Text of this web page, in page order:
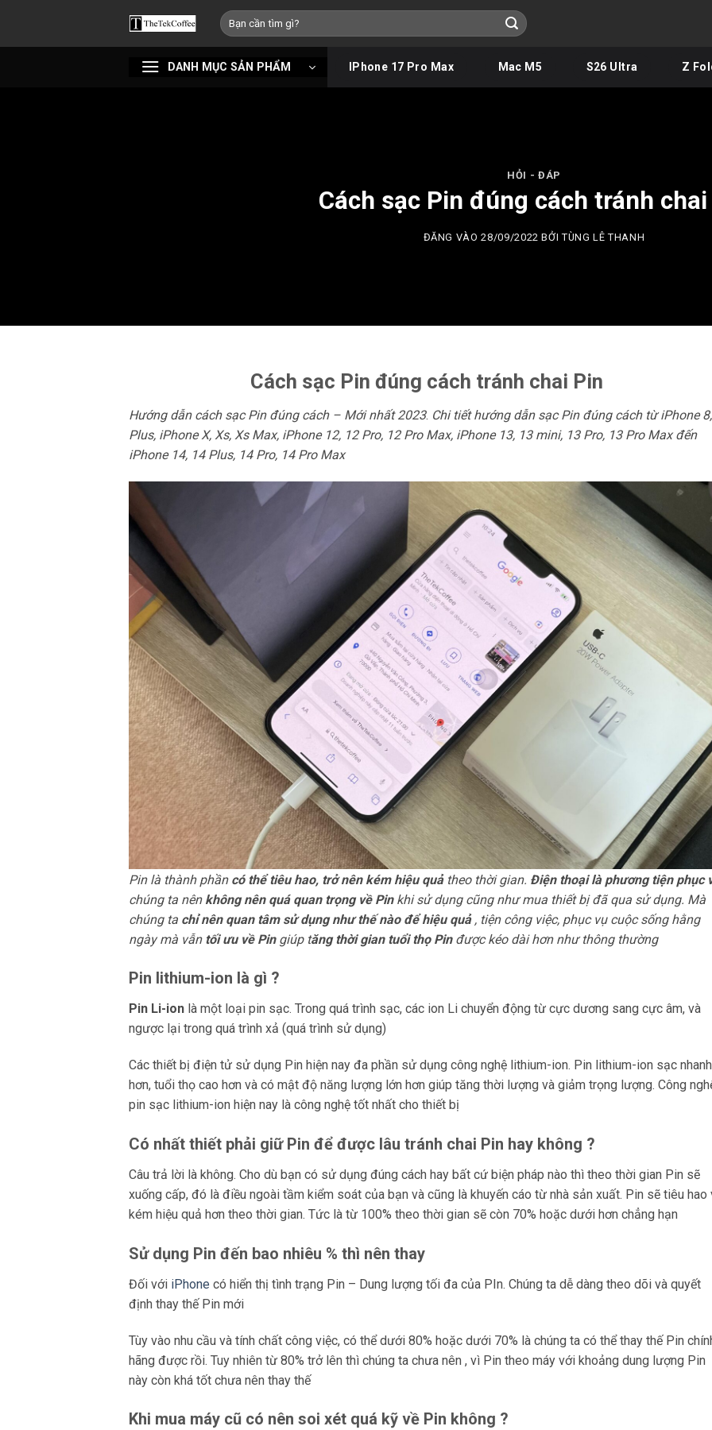
nội
Tìm
kiếm:
DANH MỤC SẢN PHẨM IPhone 17 Pro Max Mac M5 S26 Ultra Z
HỎI - ĐÁP
Cách sạc Pin đúng cách tránh
ĐĂNG VÀO28/09/2022 BỞITÙNG LÊ THANH
Cách sạc Pin đúng cách tránh chai Pin
Hướng dẫn cách sạc Pin đúng cách – Mới nhất 2023. Chi tiết hướng dẫn sạc Pin đúng cách từ iPhone
Plus, iPhone X, Xs, Xs Max, iPhone 12, 12 Pro, 12 Pro Max, iPhone 13, 13 mini, 13 Pro, 13 Pro Max đến
iPhone 14, 14 Plus, 14 Pro, 14 Pro Max
Pin là thành phần có thể tiêu hao, trở nên kém hiệu quảtheo thời gian. Điện thoại là phương tiện phục
chúng ta nên không nên quá quan trọng về Pinkhi sử dụng cũng như mua thiết bị đã qua sử dụng. Mà
chúng ta chỉ nên quan tâm sử dụng như thế nào để hiệu quả, tiện công việc, phục vụ cuộc sống hằng
ngày mà vẫntối ưu về Pingiúp tăng thời gian tuổi thọ Pinđược kéo dài hơn như thông thường
Pin lithium-ion là gì ?
Pin Li-ion là một loại pin sạc. Trong quá trình sạc, các ion Li chuyển động từ cực dương sang cực âm, và
ngược lại trong quá trình xả (quá trình sử dụng)
Các thiết bị điện tử sử dụng Pin hiện nay đa phần sử dụng công nghệ lithium-ion. Pin lithium-ion sạc nhanh
hơn, tuổi thọ cao hơn và có mật độ năng lượng lớn hơn giúp tăng thời lượng và giảm trọng lượng. Công
pin sạc lithium-ion hiện nay là công nghệ tốt nhất cho thiết bị
Có nhất thiết phải giữ Pin để được lâu tránh chai Pin hay không ?
Câu trả lời là không. Cho dù bạn có sử dụng đúng cách hay bất cứ biện pháp nào thì theo thời gian Pin sẽ
xuống cấp, đó là điều ngoài tầm kiểm soát của bạn và cũng là khuyến cáo từ nhà sản xuất. Pin sẽ tiêu hao
kém hiệu quả hơn theo thời gian. Tức là từ 100% theo thời gian sẽ còn 70% hoặc dưới hơn chẳng hạn
Sử dụng Pin đến bao nhiêu % thì nên thay
Đối với iPhone có hiển thị tình trạng Pin – Dung lượng tối đa của PIn. Chúng ta dễ dàng theo dõi và quyết
định thay thế Pin mới
Tùy vào nhu cầu và tính chất công việc, có thể dưới 80% hoặc dưới 70% là chúng ta có thể thay thế Pin
hãng được rồi. Tuy nhiên từ 80% trở lên thì chúng ta chưa nên , vì Pin theo máy với khoảng dung lượng Pin
này còn khá tốt chưa nên thay thế
Khi mua máy cũ có nên soi xét quá kỹ về Pin không ?